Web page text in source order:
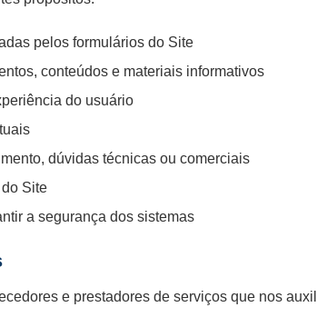
pelos formulários do Site
conteúdos e materiais informativos
do usuário
dúvidas técnicas ou comerciais
Site
a segurança dos sistemas
e prestadores de serviços que nos